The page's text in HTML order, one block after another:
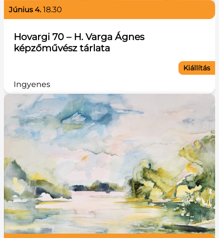
Hovargi 70 – H. Varga Ágnes
képzőművész tárlata
június 4. 18.30
Ingyenes
Kiállítás